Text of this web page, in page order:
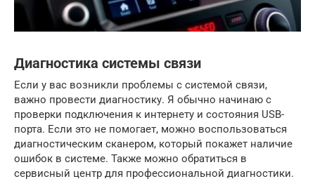
Диагностика системы связи
Если у вас возникли проблемы с системой связи,
важно провести диагностику. Я обычно начинаю с
проверки подключения к интернету и состояния USB-
порта. Если это не помогает, можно воспользоваться
диагностическим сканером, который покажет наличие
ошибок в системе. Также можно обратиться в
сервисный центр для профессиональной диагностики.